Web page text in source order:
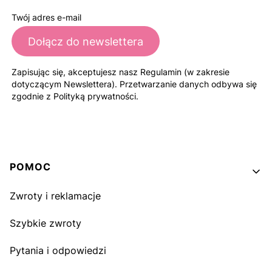
Twój adres e-mail
Dołącz do newslettera
Zapisując się, akceptujesz nasz Regulamin (w zakresie
dotyczącym Newslettera). Przetwarzanie danych odbywa się
zgodnie z Polityką prywatności.
Linki w stopce
POMOC
Zwroty i reklamacje
Szybkie zwroty
Pytania i odpowiedzi